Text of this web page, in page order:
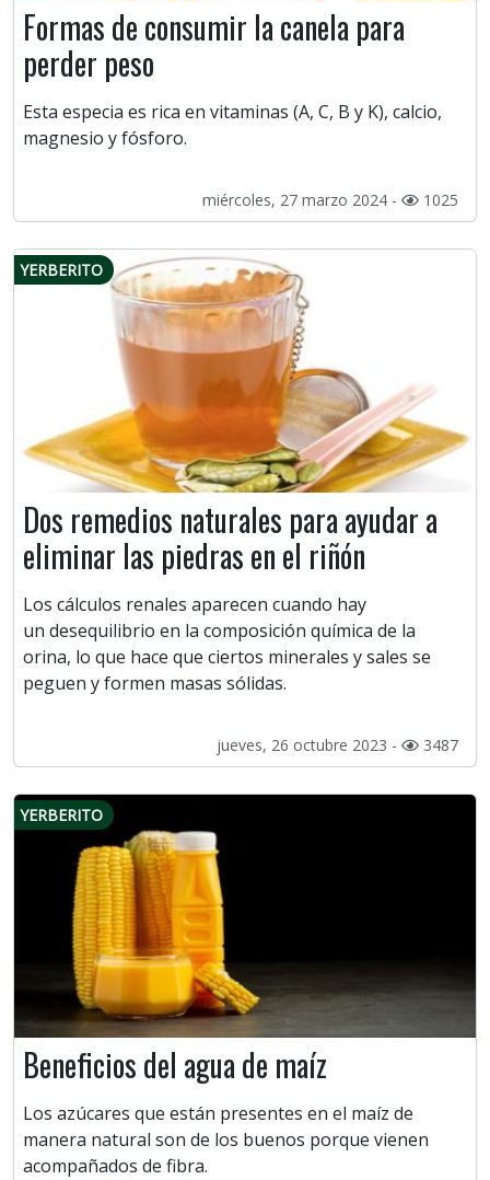
Formas de consumir la canela para
perder peso
Esta especia es rica en vitaminas (A, C, B y K), calcio,
magnesio y fósforo.
miércoles, 27 marzo 2024 - 1025
YERBERITO
Dos remedios naturales para ayudar a
eliminar las piedras en el riñón
Los cálculos renales aparecen cuando hay
un desequilibrio en la composición química de la
orina, lo que hace que ciertos minerales y sales se
peguen y formen masas sólidas.
jueves, 26 octubre 2023 - 3487
YERBERITO
Beneficios del agua de maíz
Los azúcares que están presentes en el maíz de
manera natural son de los buenos porque vienen
acompañados de fibra.